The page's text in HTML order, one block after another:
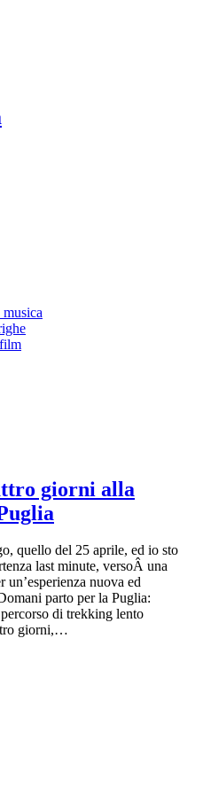
giorni alla
quello del 25 aprile, ed io sto
last minute, versoÂ una
nuova ed
parto per la Puglia:
di trekking lento
giorni,…